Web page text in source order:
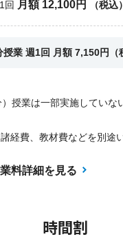
回 月額 12,100円 （税込）
授業 週1回 月額 7,150円（
授業は一部実施していな
経費、教材費などを別途
料詳細を見る
時間割